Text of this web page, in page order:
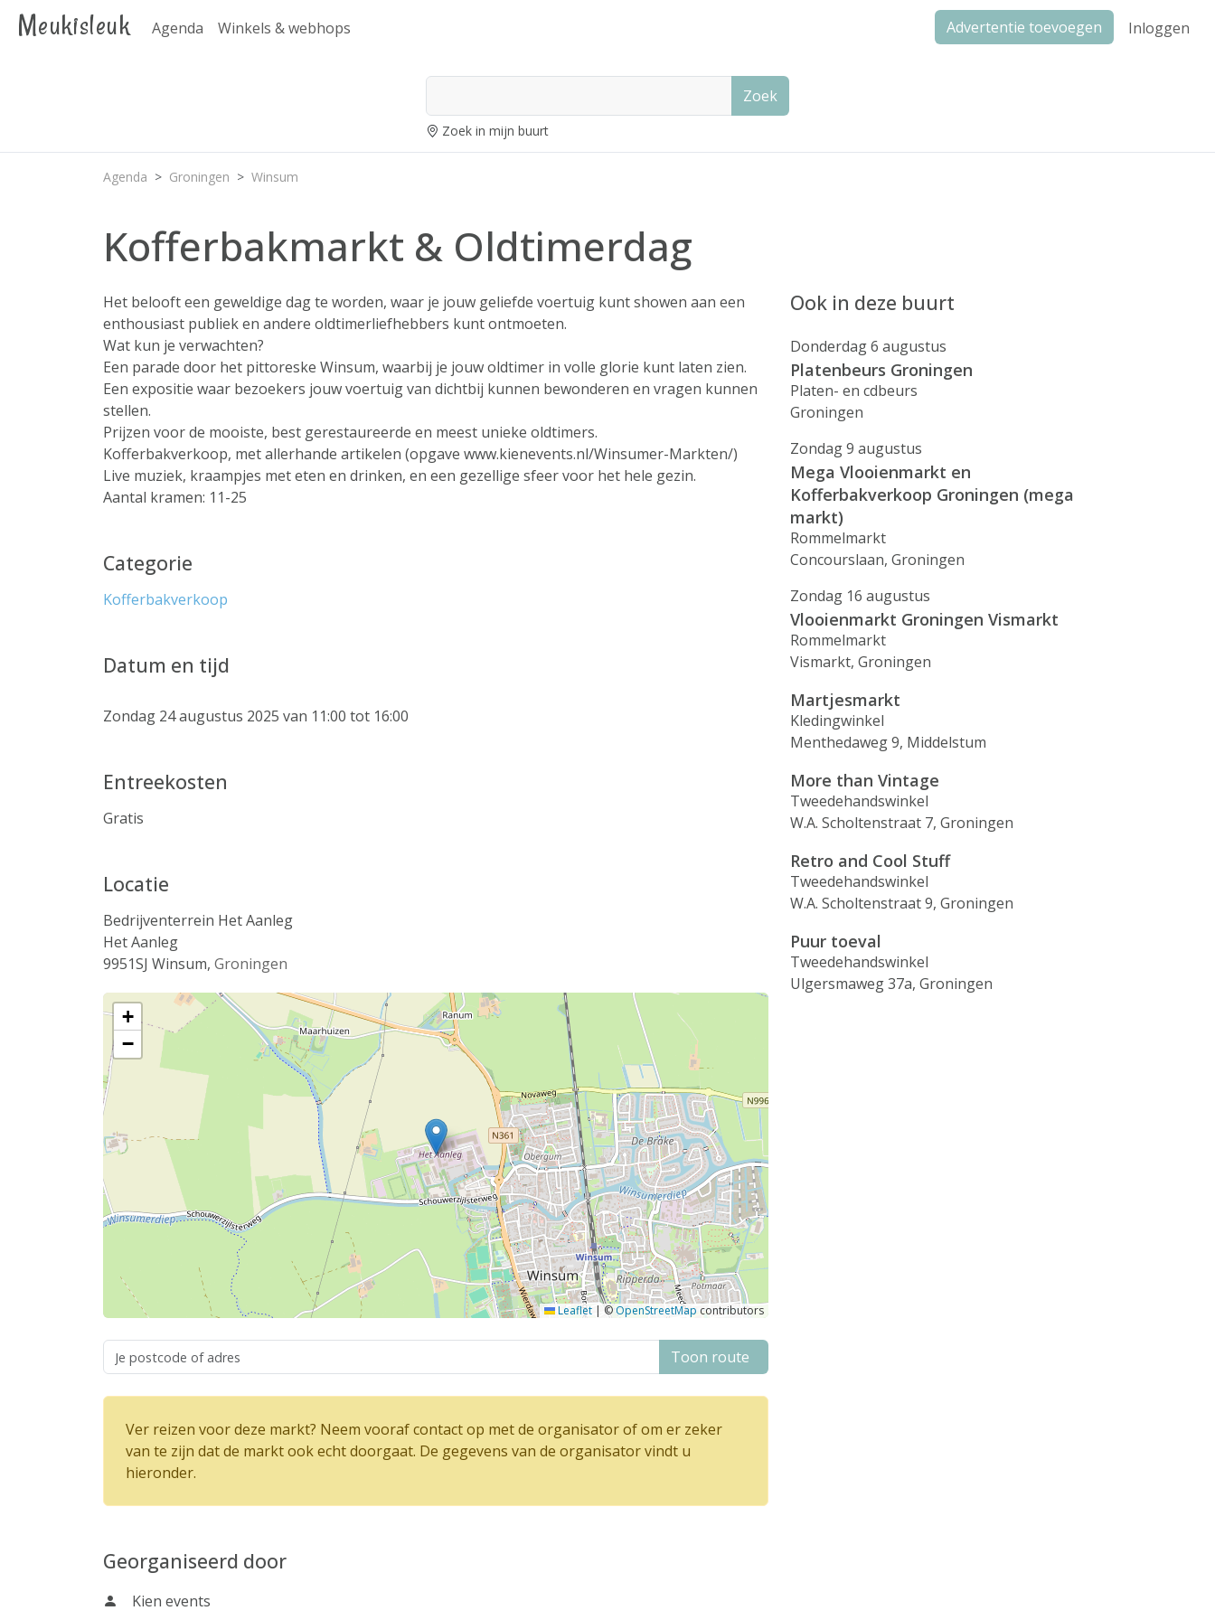
Meukisleuk Agenda Winkels & webhops Advertentie toevoegen Inloggen
Zoek
Zoek in mijn buurt
Agenda Groningen Winsum
Kofferbakmarkt & Oldtimerdag
Het belooft een geweldige dag te worden, waar je jouw geliefde voertuig kunt showen aan een
enthousiast publiek en andere oldtimerliefhebbers kunt ontmoeten.
Wat kun je verwachten?
Een parade door het pittoreske Winsum, waarbij je jouw oldtimer in volle glorie kunt laten zien.
Een expositie waar bezoekers jouw voertuig van dichtbij kunnen bewonderen en vragen kunnen
stellen.
Prijzen voor de mooiste, best gerestaureerde en meest unieke oldtimers.
Kofferbakverkoop, met allerhande artikelen (opgave www.kienevents.nl/Winsumer-Markten/)
Live muziek, kraampjes met eten en drinken, en een gezellige sfeer voor het hele gezin.
Aantal kramen: 11-25
Categorie
Kofferbakverkoop
Datum en tijd
Zondag 24 augustus 2025 van 11:00 tot 16:00
Entreekosten
Gratis
Locatie
Bedrijventerrein Het Aanleg
Het Aanleg
9951SJ Winsum, Groningen
+
−
Leaflet | ©OpenStreetMap contributors
Toon route
Ver reizen voor deze markt? Neem vooraf contact op met de organisator of om er zeker
van te zijn dat de markt ook echt doorgaat. De gegevens van de organisator vindt u
hieronder.
Georganiseerd door
Kien events
Ook in deze buurt
Donderdag 6 augustus
Platenbeurs Groningen
Platen- en cdbeurs
Groningen
Zondag 9 augustus
Mega Vlooienmarkt en
Kofferbakverkoop Groningen (mega
markt)
Rommelmarkt
Concourslaan, Groningen
Zondag 16 augustus
Vlooienmarkt Groningen Vismarkt
Rommelmarkt
Vismarkt, Groningen
Martjesmarkt
Kledingwinkel
Menthedaweg 9, Middelstum
More than Vintage
Tweedehandswinkel
W.A. Scholtenstraat 7, Groningen
Retro and Cool Stuff
Tweedehandswinkel
W.A. Scholtenstraat 9, Groningen
Puur toeval
Tweedehandswinkel
Ulgersmaweg 37a, Groningen